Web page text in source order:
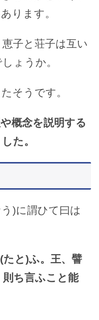
ります。
子と荘子は互い
ょうか。
そうです。
概念を説明する
た。
)に謂ひて曰は
たと)ふ。王、譬
ち言ふこと能